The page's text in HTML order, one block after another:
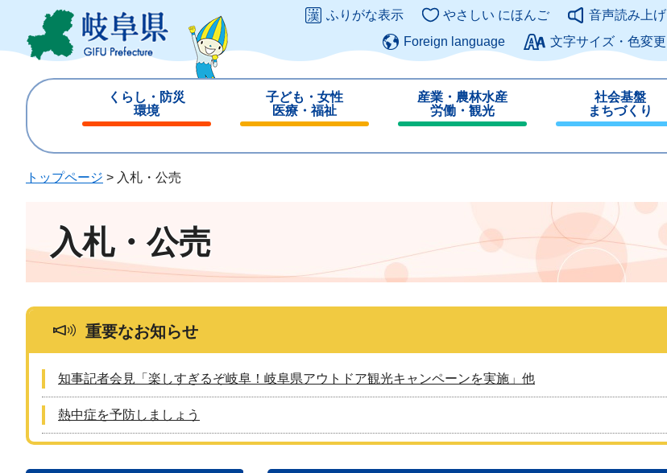
ジ
ュ
このページの本文へ
ふりがな表示 やさしい にほんご
音声読み上げ
Foreign language
文字サイズ・色変更
くらし・防災
環境
じ
子ども・女性
医療・福祉
じ
産業・農林水産
労働・観光
じ
社会基盤
まちづくり
じ
トップページ > 入札・公売
入札・公売
重要なお知らせ
知事記者会見「楽しすぎるぞ岐阜！岐阜県アウトドア観光キャンペーンを実施」他
熱中症を予防しましょう